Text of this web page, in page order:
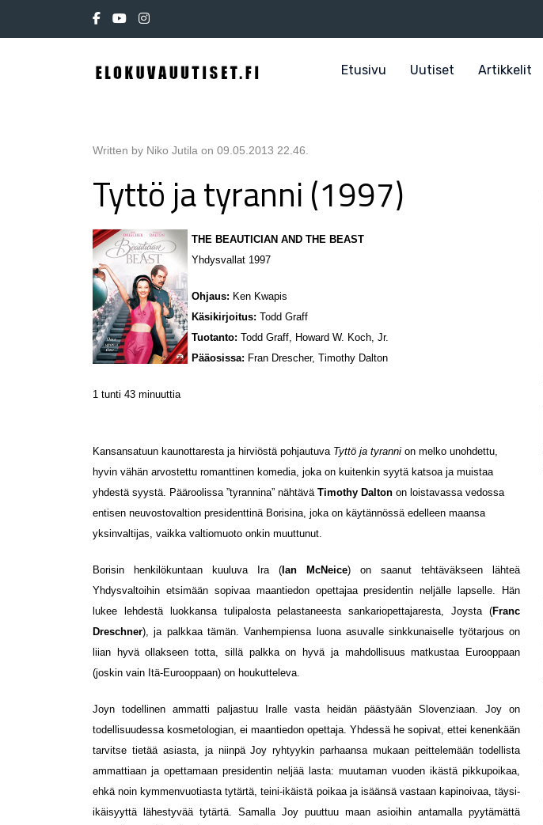
Etusivu Uutiset Artikkelit
Written by Niko Jutila on 09.05.2013 22.46
Tyttö ja tyranni (1997)
THE BEAUTICIAN AND THE BEAST
Yhdysvallat 1997
Ohjaus: Ken Kwapis
Käsikirjoitus: Todd Graff
Tuotanto: Todd Graff, Howard W. Koch, Jr.
Pääosissa: Fran Drescher, Timothy Dalton
1 tunti 43 minuuttia
Kansansatuun kaunottaresta ja hirviöstä pohjautuva Tyttö ja tyranni on melko unohdettu,
hyvin vähän arvostettu romanttinen komedia, joka on kuitenkin syytä katsoa ja muistaa
yhdestä syystä. Pääroolissa ”tyrannina” nähtävä Timothy Dalton on loistavassa vedossa
entisen neuvostovaltion presidenttinä Borisina, joka on käytännössä edelleen maansa
yksinvaltijas, vaikka valtiomuoto onkin muuttunut.
Borisin henkilökuntaan kuuluva Ira ( Ian McNeice) on saanut tehtäväkseen lähteä
Yhdysvaltoihin etsimään sopivaa maantiedon opettajaa presidentin neljälle lapselle. Hän
lukee lehdestä luokkansa tulipalosta pelastaneesta sankariopettajaresta, Joysta (Franc
Dreschner), ja palkkaa tämän. Vanhempiensa luona asuvalle sinkkunaiselle työtarjous on
liian hyvä ollakseen totta, sillä palkka on hyvä ja mahdollisuus matkustaa Eurooppaan
(joskin vain Itä-Eurooppaan) on houkutteleva.
Joyn todellinen ammatti paljastuu Iralle vasta heidän päästyään Slovenziaan. Joy on
todellisuudessa kosmetologian, ei maantiedon opettaja. Yhdessä he sopivat, ettei kenenkään
tarvitse tietää asiasta, ja niinpä Joy ryhtyykin parhaansa mukaan peittelemään todellista
ammattiaan ja opettamaan presidentin neljää lasta: muutaman vuoden ikästä pikkupoikaa,
ehkä noin kymmenvuotiasta tytärtä, teini-ikäistä poikaa ja isäänsä vastaan kapinoivaa, täysi-
ikäisyyttä lähestyvää tytärtä. Samalla Joy puuttuu maan asioihin antamalla pyytämättä